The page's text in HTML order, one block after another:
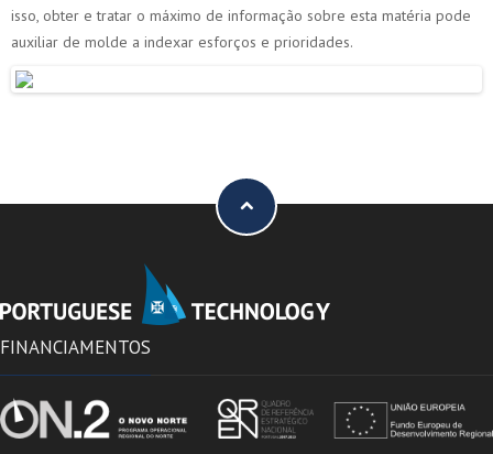
isso, obter e tratar o máximo de informação sobre esta matéria pode
auxiliar de molde a indexar esforços e prioridades.
FINANCIAMENTOS